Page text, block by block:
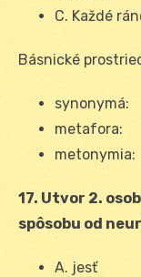
C. Každé
Básnické
synonymá:
metafora:
metonymia:
17. Utvor 2.
spôsobu od
A. jesť